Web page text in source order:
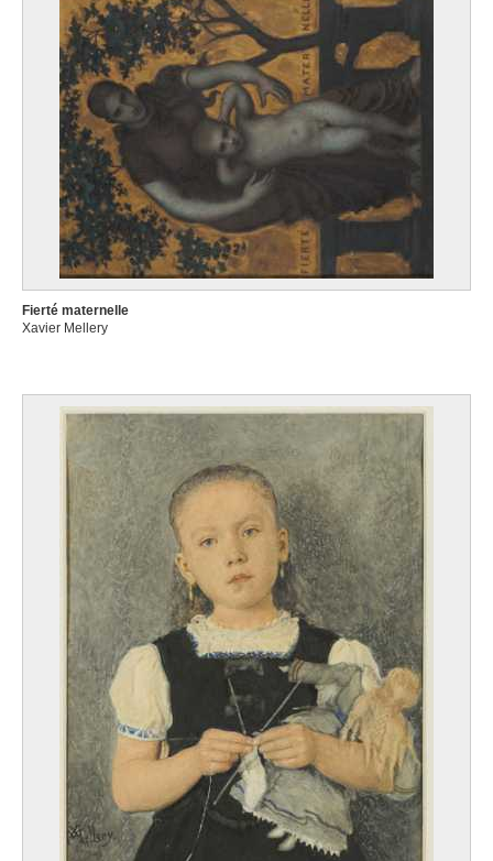
Fierté maternelle
Xavier Mellery